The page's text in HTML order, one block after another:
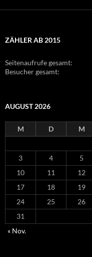
ZÄHLER AB 2015
Seitenaufrufe gesamt:
Besucher gesamt:
AUGUST 2026
M D M
3
4 5
10
11 12
17
18 19
24
25 26
31
« Nov.